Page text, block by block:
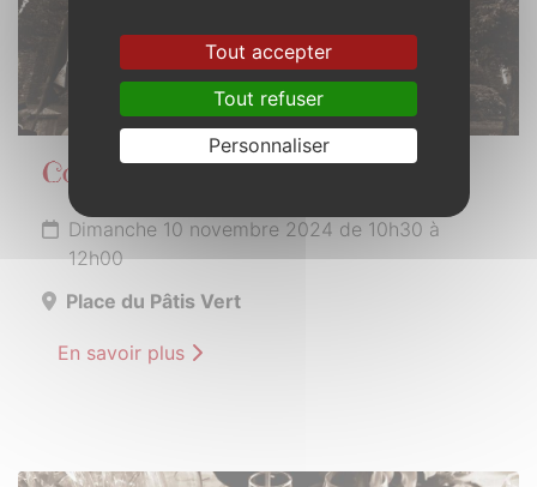
Commémoration Armistice
Dimanche 10 novembre 2024 de 10h30 à
12h00
Place du Pâtis Vert
En savoir plus
Tout accepter
Tout refuser
Personnaliser